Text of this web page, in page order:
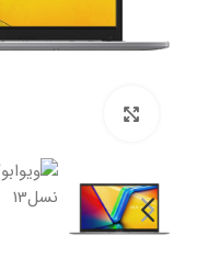
لپ تاپ لنوو (مشاهده